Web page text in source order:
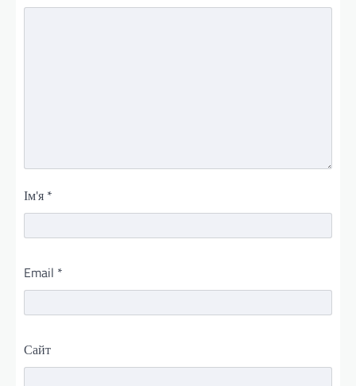
Ім'я *
Email *
Сайт